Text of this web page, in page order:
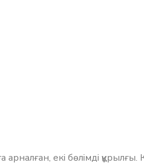
екі бөлімді құрылғы.